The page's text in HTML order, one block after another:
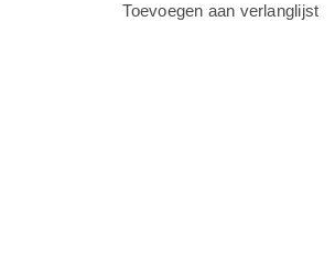
Toevoegen aan verlanglijst